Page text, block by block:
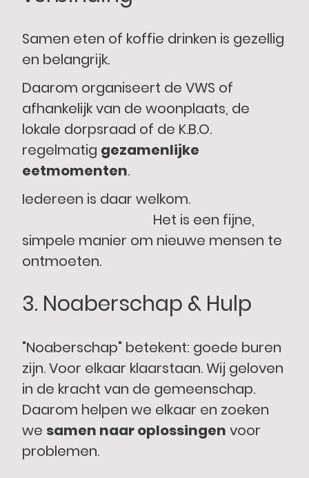
Samen eten of koffie drinken is gezellig
en belangrijk.
Daarom organiseert de VWS of
afhankelijk van de woonplaats, de
lokale dorpsraad of de K.B.O.
regelmatig gezamenlijke
eetmomenten.
Iedereen is daar welkom.
Het is een fijne,
simpele manier om nieuwe mensen te
ontmoeten.
3. Noaberschap & Hulp
"Noaberschap" betekent: goede buren
zijn. Voor elkaar klaarstaan. Wij geloven
in de kracht van de gemeenschap.
Daarom helpen we elkaar en zoeken
we samen naar oplossingen voor
problemen.